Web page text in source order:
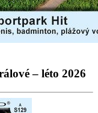
– léto 2026